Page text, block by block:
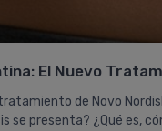
El Nuevo
de Novo
se presenta? ¿Qué es,